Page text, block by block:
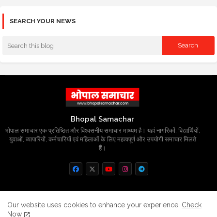
SEARCH YOUR NEWS
Bhopal Samachar
भोपाल समाचार एक प्रतिष्ठित और विश्वसनीय समाचार माध्यम है। यहां नागरिकों, विद्यार्थियों,
युवाओं, व्यापारियों, कर्मचारियों एवं महिलाओं के लिए महत्वपूर्ण और उपयोगी समाचार मिलते
हैं।
Home About Contact us
Privacy Policy
Our website uses cookies to enhance your experience. Check
Now